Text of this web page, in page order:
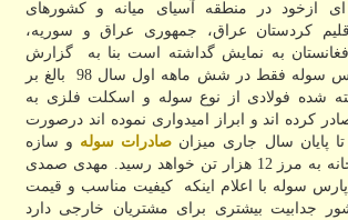
ای ازخود در منطقه آسیای میانه و کشورهای
کردستان عراق، جمهوری عراق و سوریه،
به نمایش گداشته است بنا به گزارش
مدیران کارخانه پارس سوله فقط در شش ماهه اول سال 98 بالغ بر
شده فولادی از نوع سوله و اسکلت فلزی به
کرده اند و ابراز امیدواری نموده اند درصورت
پایان سال جاری میزان صادرات سوله و سازه
های فلزی این کارخانه به مرز 12 هزار تن خواهد رسید. مهدی صمدی
پارس سوله با اعلام اینکه کیفیت مناسب و قیمت
جدابیت بیشتری برای مشتریان خارجی دارد